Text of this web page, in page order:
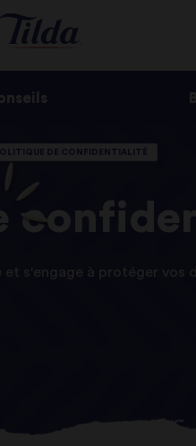
DE CONFIDENTIALITÉ
s'engage à protéger vos